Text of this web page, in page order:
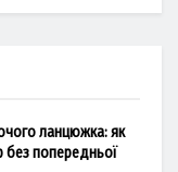
ланцюжка: як
без попередньої